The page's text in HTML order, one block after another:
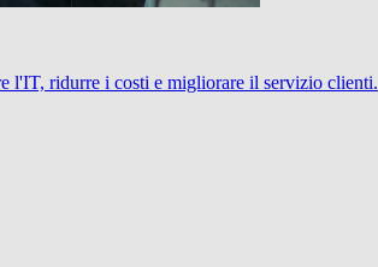
l'IT, ridurre i costi e migliorare il servizio clienti.